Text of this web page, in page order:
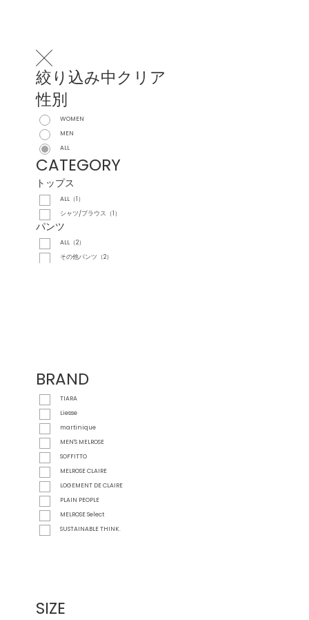
絞り込み中クリア
性別
WOMEN
MEN
ALL
CATEGORY
トップス
ALL（1）
シャツ/ブラウス（1）
パンツ
ALL（2）
その他パンツ（2）
BRAND
TIARA
Liesse
martinique
MEN'S MELROSE
SOFFITTO
MELROSE CLAIRE
LOGEMENT DE CLAIRE
PLAIN PEOPLE
MELROSE Select
SUSTAINABLE THINK.
SIZE